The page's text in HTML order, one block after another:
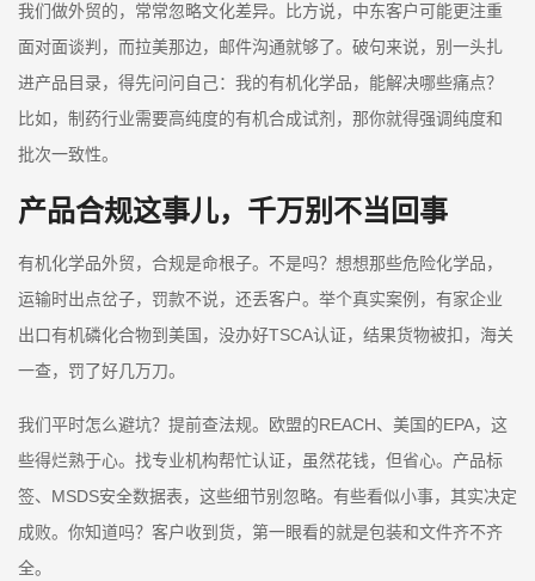
我们做外贸的，常常忽略文化差异。比方说，中东客户可能更注重
面对面谈判，而拉美那边，邮件沟通就够了。破句来说，别一头扎
进产品目录，得先问问自己：我的有机化学品，能解决哪些痛点？
比如，制药行业需要高纯度的有机合成试剂，那你就得强调纯度和
批次一致性。
产品合规这事儿，千万别不当回事
有机化学品外贸，合规是命根子。不是吗？想想那些危险化学品，
运输时出点岔子，罚款不说，还丢客户。举个真实案例，有家企业
出口有机磷化合物到美国，没办好TSCA认证，结果货物被扣，海关
一查，罚了好几万刀。
我们平时怎么避坑？提前查法规。欧盟的REACH、美国的EPA，这
些得烂熟于心。找专业机构帮忙认证，虽然花钱，但省心。产品标
签、MSDS安全数据表，这些细节别忽略。有些看似小事，其实决定
成败。你知道吗？客户收到货，第一眼看的就是包装和文件齐不齐
全。